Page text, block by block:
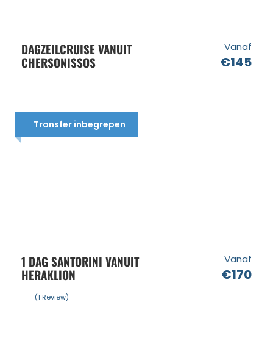
DAGZEILCRUISE VANUIT
CHERSONISSOS
Vanaf
€145
Transfer inbegrepen
1 DAG SANTORINI VANUIT
HERAKLION
Vanaf
€170
(1 Review)